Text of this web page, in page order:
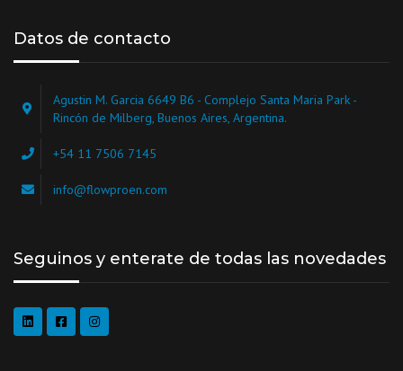
Datos de contacto
Agustin M. Garcia 6649 B6 - Complejo Santa Maria Park -
Rincón de Milberg, Buenos Aires, Argentina.
+54 11 7506 7145
info@flowproen.com
Seguinos y enterate de todas las novedades